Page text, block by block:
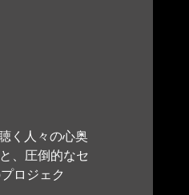
く人々の心奥
、圧倒的なセ
ロジェク